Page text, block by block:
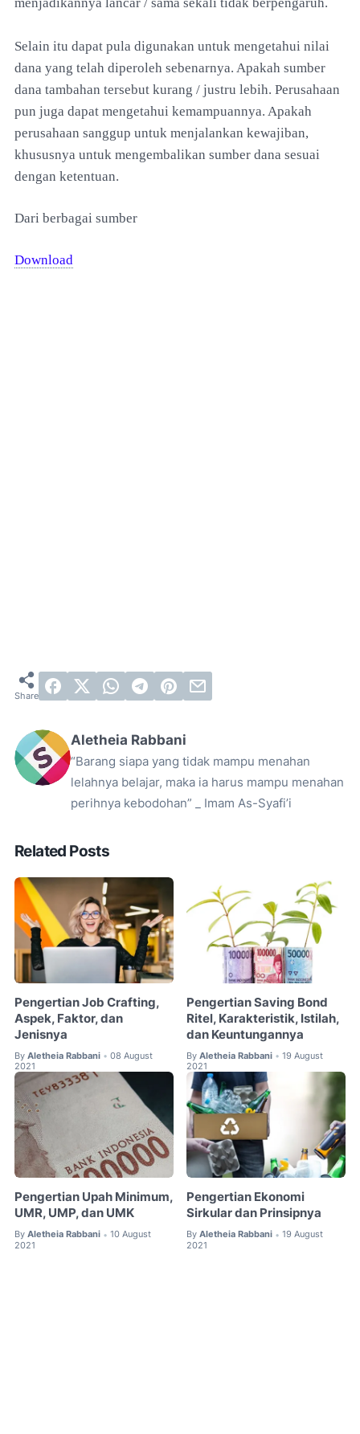
Selain itu dapat pula digunakan untuk mengetahui nilai
dana yang telah diperoleh sebenarnya. Apakah sumber
dana tambahan tersebut kurang / justru lebih. Perusahaan
pun juga dapat mengetahui kemampuannya. Apakah
perusahaan sanggup untuk menjalankan kewajiban,
khususnya untuk mengembalikan sumber dana sesuai
dengan ketentuan.
Dari berbagai sumber
Download
Aletheia Rabbani
“Barang siapa yang tidak mampu menahan
lelahnya belajar, maka ia harus mampu menahan
perihnya kebodohan” _ Imam As-Syafi’i
Related Posts
Pengertian Job Crafting,
Aspek, Faktor, dan
Jenisnya
By Aletheia Rabbani • 08 August
2021
Pengertian Saving Bond
Ritel, Karakteristik, Istilah,
dan Keuntungannya
By Aletheia Rabbani • 19 August
2021
Pengertian Upah Minimum,
UMR, UMP, dan UMK
By Aletheia Rabbani • 10 August
2021
Pengertian Ekonomi
Sirkular dan Prinsipnya
By Aletheia Rabbani • 19 August
2021